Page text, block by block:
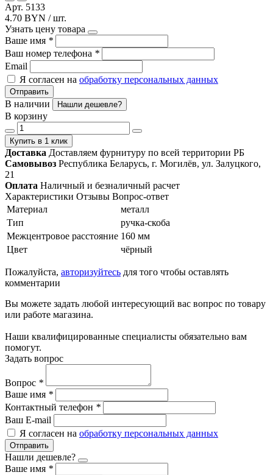
Арт. 5133
4.70 BYN / шт.
Узнать цену товара
Ваше имя *
Ваш номер телефона *
Email
Я согласен на обработку персональных данных
Отправить
В наличии Нашли дешевле?
В корзину
Купить в 1 клик
Доставка Доставляем фурнитуру по всей территории РБ
Самовывоз Республика Беларусь, г. Могилёв, ул. Залуцкого,
21
Оплата Наличный и безналичный расчет
Характеристики Отзывы Вопрос-ответ
Материал
металл
Тип
ручка-скоба
Межцентровое расстояние 160 мм
Цвет
чёрный
Пожалуйста, авторизуйтесь для того чтобы оставлять
комментарии
Вы можете задать любой интересующий вас вопрос по товару
или работе магазина.
Наши квалифицированные специалисты обязательно вам
помогут.
Задать вопрос
Вопрос *
Ваше имя *
Контактный телефон *
Ваш E-mail
Я согласен на обработку персональных данных
Отправить
Нашли дешевле?
Ваше имя *